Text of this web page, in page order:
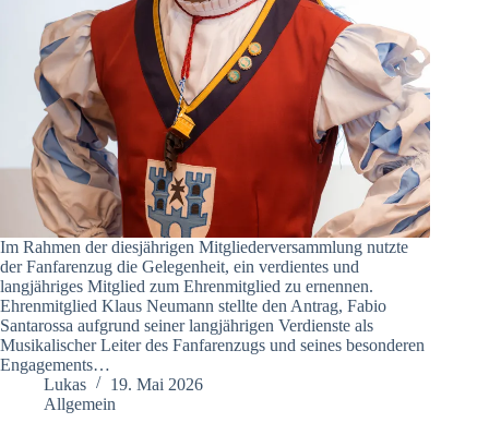
Im Rahmen der diesjährigen Mitgliederversammlung nutzte
der Fanfarenzug die Gelegenheit, ein verdientes und
langjähriges Mitglied zum Ehrenmitglied zu ernennen.
Ehrenmitglied Klaus Neumann stellte den Antrag, Fabio
Santarossa aufgrund seiner langjährigen Verdienste als
Musikalischer Leiter des Fanfarenzugs und seines besonderen
Engagements…
Lukas
19. Mai 2026
Allgemein